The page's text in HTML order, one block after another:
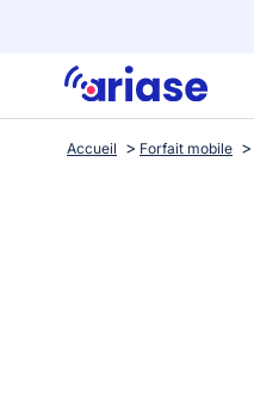
Accueil Forfait mobile